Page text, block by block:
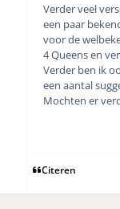
Verder veel
een paar
voor de
4 Queens en
Verder ben ik
een aantal
Mochten er
Citeren